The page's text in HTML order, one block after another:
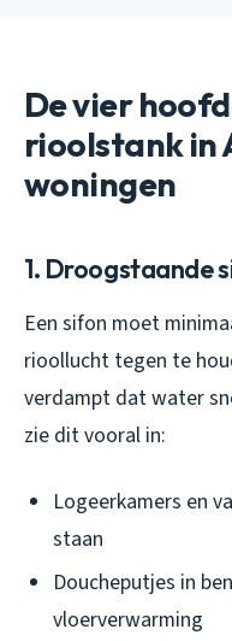
De vier
rioolstank in
woningen
1. Droogstaande
Een sifon moet
rioollucht tegen te
verdampt dat water
zie dit vooral in:
Logeerkamers en
staan
Doucheputjes in
vloerverwarming